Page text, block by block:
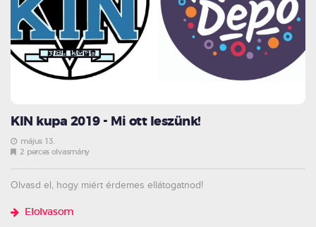
KIN kupa 2019 - Mi ott leszünk!
május 13.
2 perces olvasmány
Olvasd el, hogy miért érdemes ellátogatnod!
Elolvasom